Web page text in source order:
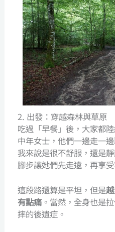
2. 出發：穿越森林與草原
吃過「早餐」後，大家都
中年女士，他們一邊走一
我來說是很不舒服，還是
腳步讓她們先走遠，再享受
這段路還算是平坦，但是
有點痛。當然，全身也是
摔的後遺症。